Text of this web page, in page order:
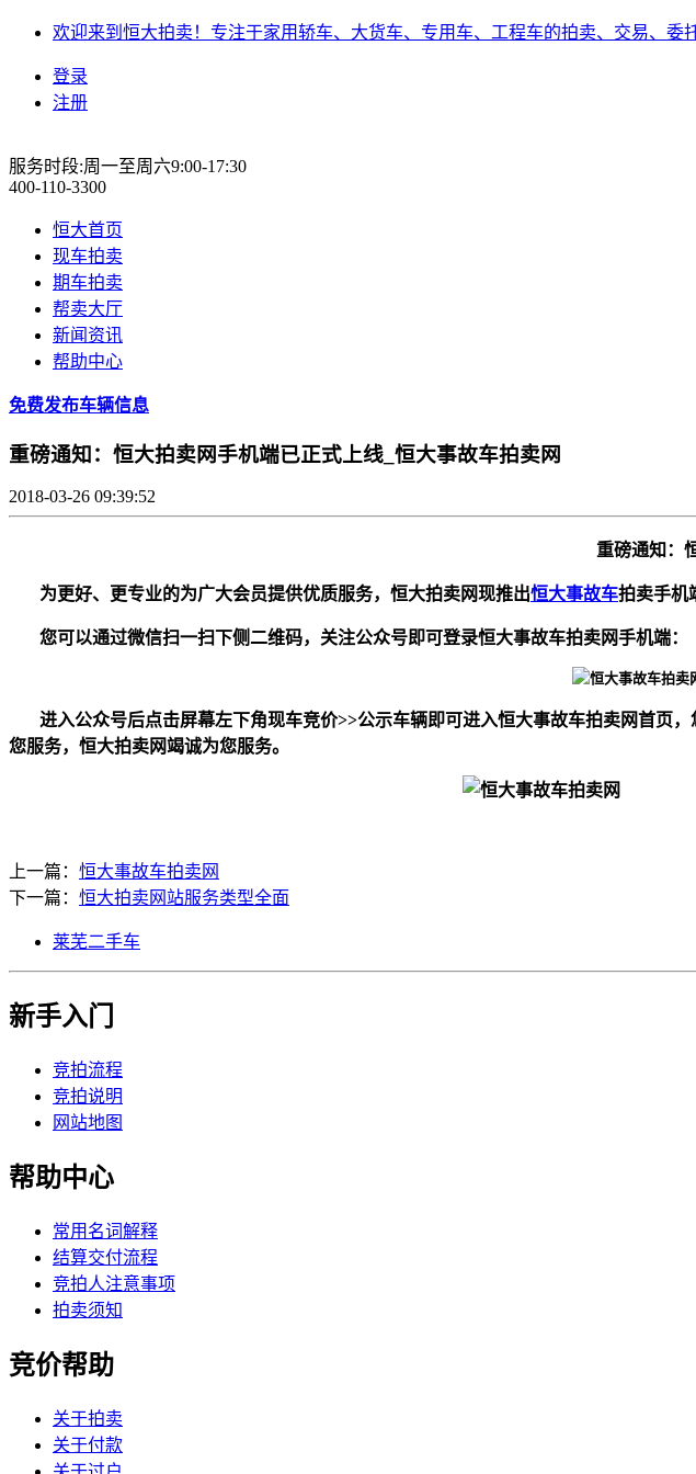
欢迎来到恒大拍卖！专注于家用轿车、大货车、专用车、工程车的拍卖、交易、委
登录
注册
服务时段:周一至周六9:00-17:30
400-110-3300
恒大首页
现车拍卖
期车拍卖
帮卖大厅
新闻资讯
帮助中心
免费发布车辆信息
重磅通知：恒大拍卖网手机端已正式上线_恒大事故车拍卖网
2018-03-26 09:39:52
重磅通知：
为更好、更专业的为广大会员提供优质服务，恒大拍卖网现推出恒大事故车拍卖手机
您可以通过微信扫一扫下侧二维码，关注公众号即可登录恒大事故车拍卖网手机端：
进入公众号后点击屏幕左下角现车竞价>>公示车辆即可进入恒大事故车拍卖网首页
您服务，恒大拍卖网竭诚为您服务。
上一篇： 恒大事故车拍卖网
下一篇： 恒大拍卖网站服务类型全面
莱芜二手车
新手入门
竞拍流程
竞拍说明
网站地图
帮助中心
常用名词解释
结算交付流程
竞拍人注意事项
拍卖须知
竞价帮助
关于拍卖
关于付款